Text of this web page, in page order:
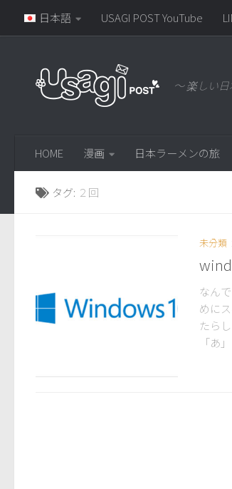
日本語 USAGI POST YouTube
～ 楽しい
HOME 漫画 日本ラーメンの旅
タグ: ２回
未分類
なん
めに
たら
「あ